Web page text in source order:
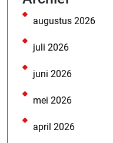
augustus 2026
juli 2026
juni 2026
mei 2026
april 2026